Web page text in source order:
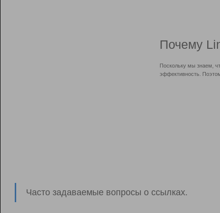
Почему
Поскольку мы знаем,
эффективность.
Часто задаваемые вопросы о ссылках.